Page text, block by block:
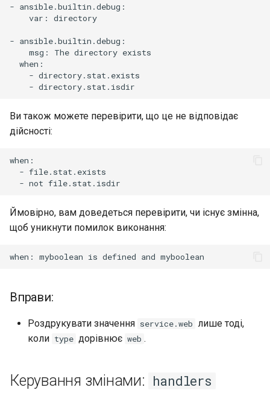
-
var:
directory
-
msg:
The directory
-
-
Ви також можете перевірити, що це не відповідає
дійсності:
-
- not
Ймовірно, вам доведеться перевірити, чи існує змінна,
щоб уникнути помилок виконання:
when: myboolean is defined and
Вправи:
Роздрукувати значення service.web лише тоді,
коли type дорівнює web .
Керування змінами: handlers